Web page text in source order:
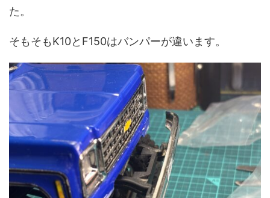
た。
そもそもK10とF150はバンパーが違います。